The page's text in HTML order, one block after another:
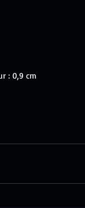
: 0,9 cm